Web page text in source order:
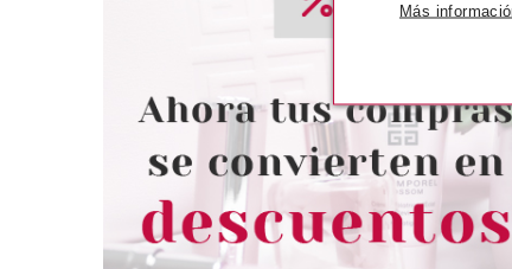
CATRICE DESERT DUNE TINTE
Pvr 5.29€
desde
4.57€
CATRICE
Pvr 4.99€
-22%
Más